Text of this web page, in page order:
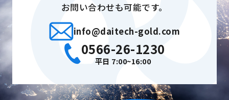
お問い合わせも可能です。
info@daitech-gold.com
0566-26-1230
平日 7:00~16:00